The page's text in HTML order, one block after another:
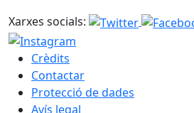
Xarxes socials:
Crèdits
Contactar
Protecció de dades
Avís legal